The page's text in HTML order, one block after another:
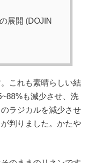
展開 (DOJIN
これも素晴らしい結
も減少させ、洗
ラジカルを減少させ
判りました。かたや